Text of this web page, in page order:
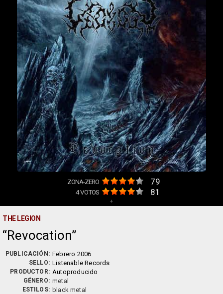
ZONA-ZERO 79
4VOTOS 81
+
THE LEGION
Revocation
PUBLICACIÓN: Febrero 2006
SELLO: Listenable Records
PRODUCTOR: Autoproducido
GÉNERO: metal
ESTILOS: black metal